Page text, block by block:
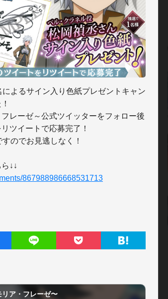
よるサイン入り色紙プレゼントキャン
レーゼ～公式ツイッターをフォロー後
ツイートで応募完了！
のでお見逃しなく！
867988986668531713
ア・フレーゼ〜